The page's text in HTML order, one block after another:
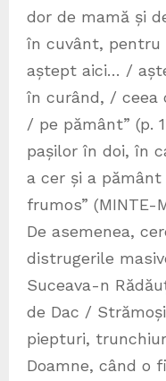
dor de mamă și
în cuvânt, pentru
aștept aici… /
în curând, / ceea
/ pe pământ” (p.
pașilor în doi, în
a cer și a
frumos” (MINTE-
De asemenea,
distrugerile
Suceava-n
de Dac /
piepturi,
Doamne, când o